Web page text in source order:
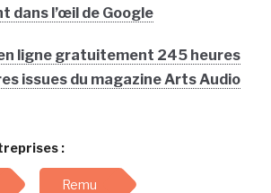
dans l’œil de Google
ligne gratuitement 245 heures
issues du magazine Arts Audio
:
Remu